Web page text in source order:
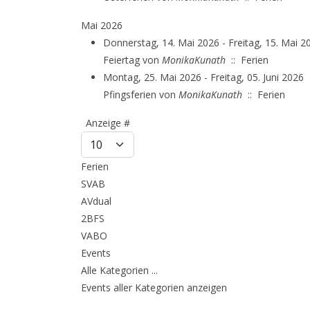
Mai 2026
Donnerstag, 14. Mai 2026 - Freitag, 15. Mai
Feiertag von MonikaKunath :: Ferien
Montag, 25. Mai 2026 - Freitag, 05. Juni 2026
Pfingsferien von MonikaKunath :: Ferien
Limite der Paginierungsliste
Anzeige #
Ferien
SVAB
AVdual
2BFS
VABO
Events
Alle Kategorien ...
Events aller Kategorien anzeigen